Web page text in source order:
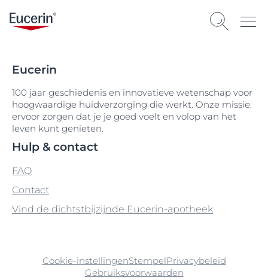
Eucerin
100 jaar geschiedenis en innovatieve wetenschap voor
hoogwaardige huidverzorging die werkt. Onze missie:
ervoor zorgen dat je je goed voelt en volop van het
leven kunt genieten.
Hulp & contact
FAQ
Contact
Vind de dichtstbijzijnde Eucerin-apotheek
Cookie-instellingenStempelPrivacybeleid
Gebruiksvoorwaarden